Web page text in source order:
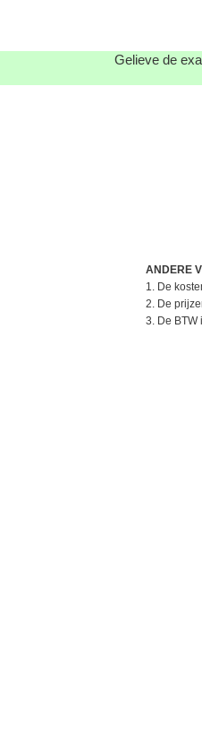
Gelieve de
ANDERE
1. De
2. De
3. De BTW